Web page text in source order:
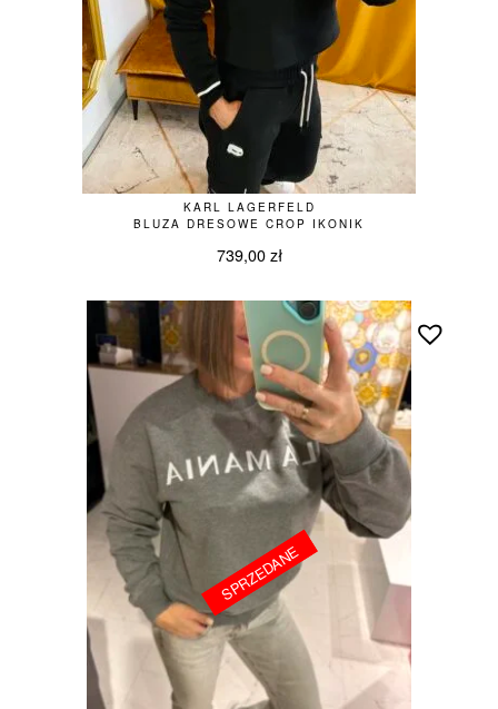
KARL LAGERFELD
BLUZA DRESOWE CROP IKONIK
739,00 zł
SPRZEDANE
SPRZEDANE